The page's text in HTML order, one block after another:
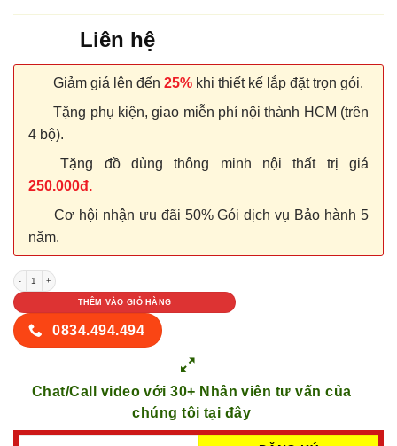
Liên hệ
Giảm giá lên đến 25% khi thiết kế lắp đặt trọn gói.
Tặng phụ kiện, giao miễn phí nội thành HCM (trên
4 bộ).
Tặng đồ dùng thông minh nội thất trị giá
250.000đ.
Cơ hội nhận ưu đãi 50% Gói dịch vụ Bảo hành 5
năm.
CỬA NHỰA COMPOSITE SGD P5CNG1 số lượng
THÊM VÀO GIỎ HÀNG
0834.494.494
Chat/Call video với 30+ Nhân viên tư vấn của
chúng tôi tại đây